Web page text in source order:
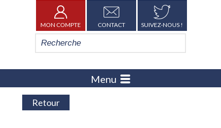
MON COMPTE CONTACT SUIVEZ-NOUS !
Menu
Retour